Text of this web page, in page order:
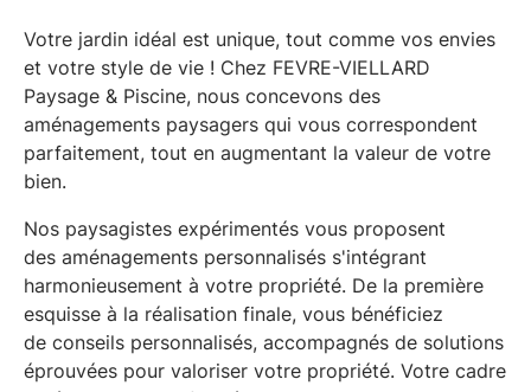
Votre jardin idéal est unique, tout comme vos envies
et votre style de vie ! Chez FEVRE-VIELLARD
Paysage & Piscine, nous concevons des
aménagements paysagers qui vous correspondent
parfaitement, tout en augmentant la valeur de votre
bien.
Nos paysagistes expérimentés vous proposent
des aménagements personnalisés s'intégrant
harmonieusement à votre propriété. De la première
esquisse à la réalisation finale, vous bénéficiez
de conseils personnalisés, accompagnés de solutions
éprouvées pour valoriser votre propriété. Votre cadre